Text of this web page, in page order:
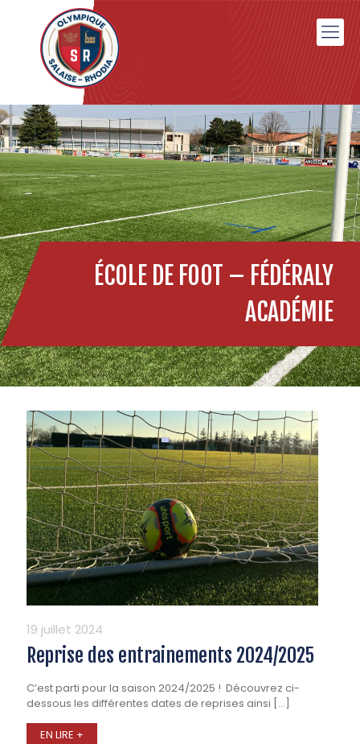
ÉCOLE DE FOOT – FÉDÉRALY
ACADÉMIE
19 juillet 2024
Reprise des entrainements 2024/2025
C’est parti pour la saison 2024/2025 ! Découvrez ci-
dessous les différentes dates de reprises ainsi […]
EN LIRE +